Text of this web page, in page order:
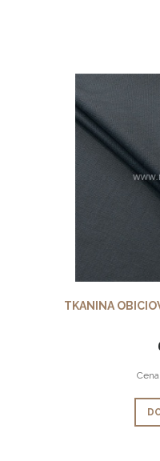
TKANINA